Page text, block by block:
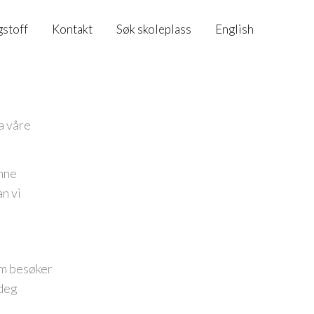
Kontakt Søk skoleplass English
våre
vi
besøker